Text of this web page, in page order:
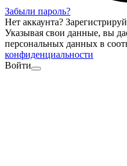
Забыли пароль?
Нет аккаунта?
Указывая свои данные, вы
персональных данных в
конфиденциальности
Войти